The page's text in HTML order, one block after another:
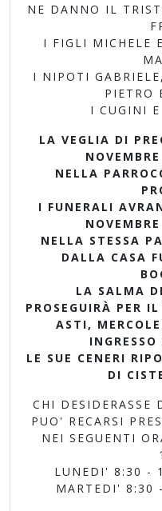
NE DANNO IL
I FIGLI MICHELE
I NIPOTI
PIETRO
I CUGINI
LA VEGLIA DI
NELLA
I FUNERALI
NELLA STESSA
DALLA CASA
LA SALMA
PROSEGUIRÀ PER
ASTI,
LE SUE CENERI
DI
CHI DESIDERASSE
PUO' RECARSI
NEI SEGUENTI
LUNEDI' 8:30 -
MARTEDI' 8:30